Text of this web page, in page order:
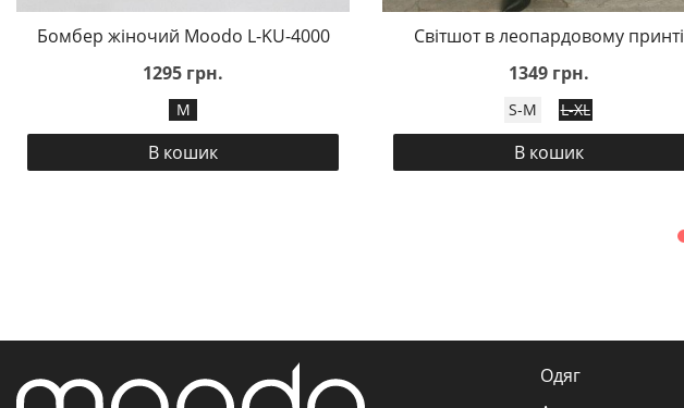
Бомбер жіночий Moodo L-KU-4000
1295 грн.
M
В кошик
Світшот в леопардовому принті
1349 грн.
S-M L-XL
В кошик
Одяг